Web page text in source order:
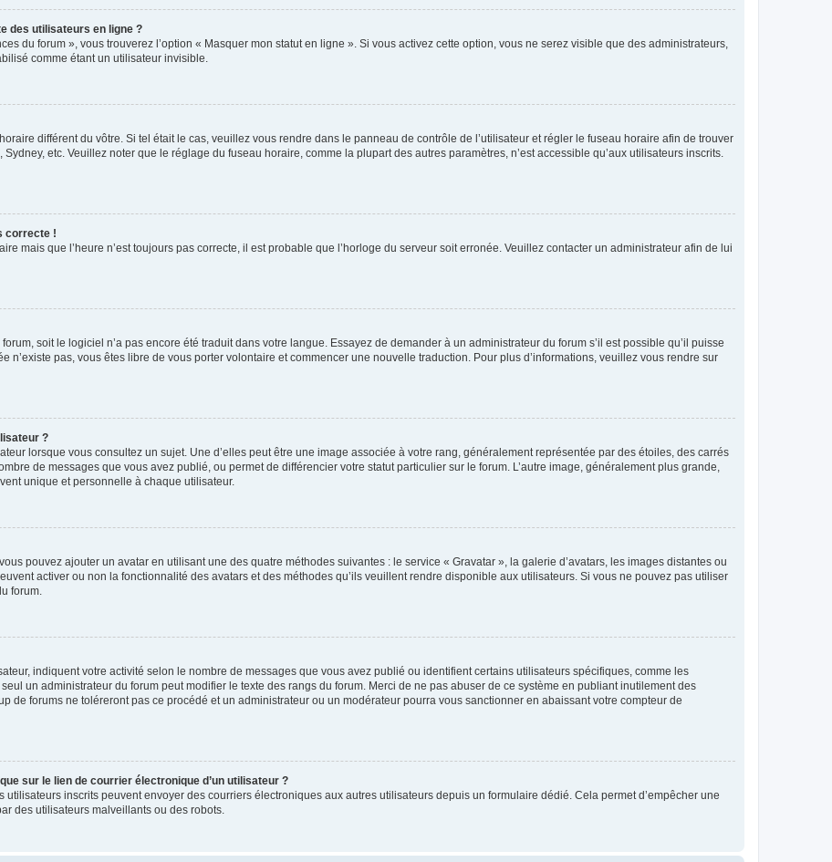
des utilisateurs en ligne ?
du forum », vous trouverez l’option « Masquer mon statut en ligne ». Si vous activez cette option, vous ne serez visible que des administrateurs,
comme étant un utilisateur invisible.
différent du vôtre. Si tel était le cas, veuillez vous rendre dans le panneau de contrôle de l’utilisateur et régler le fuseau horaire afin de trouver
etc. Veuillez noter que le réglage du fuseau horaire, comme la plupart des autres paramètres, n’est accessible qu’aux utilisateurs inscrits.
correcte !
mais que l’heure n’est toujours pas correcte, il est probable que l’horloge du serveur soit erronée. Veuillez contacter un administrateur afin de lui
soit le logiciel n’a pas encore été traduit dans votre langue. Essayez de demander à un administrateur du forum s’il est possible qu’il puisse
n’existe pas, vous êtes libre de vous porter volontaire et commencer une nouvelle traduction. Pour plus d’informations, veuillez vous rendre sur
?
lorsque vous consultez un sujet. Une d’elles peut être une image associée à votre rang, généralement représentée par des étoiles, des carrés
de messages que vous avez publié, ou permet de différencier votre statut particulier sur le forum. L’autre image, généralement plus grande,
unique et personnelle à chaque utilisateur.
pouvez ajouter un avatar en utilisant une des quatre méthodes suivantes : le service « Gravatar », la galerie d’avatars, les images distantes ou
activer ou non la fonctionnalité des avatars et des méthodes qu’ils veuillent rendre disponible aux utilisateurs. Si vous ne pouvez pas utiliser
forum.
indiquent votre activité selon le nombre de messages que vous avez publié ou identifient certains utilisateurs spécifiques, comme les
un administrateur du forum peut modifier le texte des rangs du forum. Merci de ne pas abuser de ce système en publiant inutilement des
de forums ne toléreront pas ce procédé et un administrateur ou un modérateur pourra vous sanctionner en abaissant votre compteur de
sur le lien de courrier électronique d’un utilisateur ?
inscrits peuvent envoyer des courriers électroniques aux autres utilisateurs depuis un formulaire dédié. Cela permet d’empêcher une
des utilisateurs malveillants ou des robots.